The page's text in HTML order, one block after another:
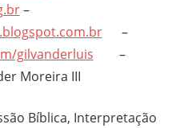
–
–
gilvanderluis –
Moreira III
Bíblica, Interpretação